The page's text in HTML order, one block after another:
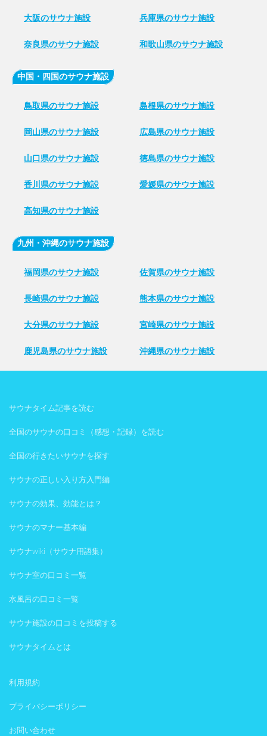
大阪のサウナ施設 兵庫県のサウナ施設
奈良県のサウナ施設 和歌山県のサウナ施設
中国・四国のサウナ施設
鳥取県のサウナ施設 島根県のサウナ施設
岡山県のサウナ施設 広島県のサウナ施設
山口県のサウナ施設 徳島県のサウナ施設
香川県のサウナ施設 愛媛県のサウナ施設
高知県のサウナ施設
九州・沖縄のサウナ施設
福岡県のサウナ施設 佐賀県のサウナ施設
長崎県のサウナ施設 熊本県のサウナ施設
大分県のサウナ施設 宮崎県のサウナ施設
鹿児島県のサウナ施設 沖縄県のサウナ施設
サウナタイム記事を読む
全国のサウナの口コミ（感想・記録）を読む
全国の行きたいサウナを探す
サウナの正しい入り方入門編
サウナの効果、効能とは？
サウナのマナー基本編
サウナwiki（サウナ用語集）
サウナ室の口コミ一覧
水風呂の口コミ一覧
サウナ施設の口コミを投稿する
サウナタイムとは
利用規約
プライバシーポリシー
お問い合わせ